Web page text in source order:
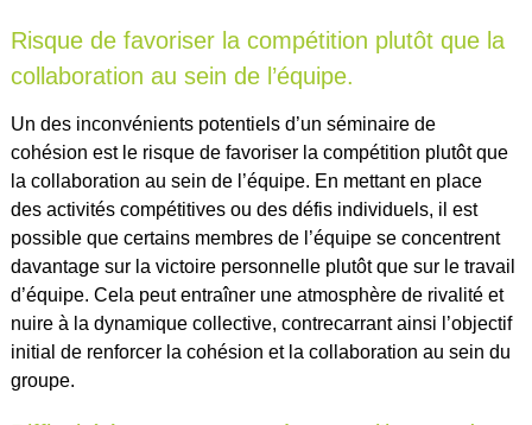
Risque de favoriser la compétition plutôt que la
collaboration au sein de l’équipe.
Un des inconvénients potentiels d’un séminaire de
cohésion est le risque de favoriser la compétition plutôt que
la collaboration au sein de l’équipe. En mettant en place
des activités compétitives ou des défis individuels, il est
possible que certains membres de l’équipe se concentrent
davantage sur la victoire personnelle plutôt que sur le travail
d’équipe. Cela peut entraîner une atmosphère de rivalité et
nuire à la dynamique collective, contrecarrant ainsi l’objectif
initial de renforcer la cohésion et la collaboration au sein du
groupe.